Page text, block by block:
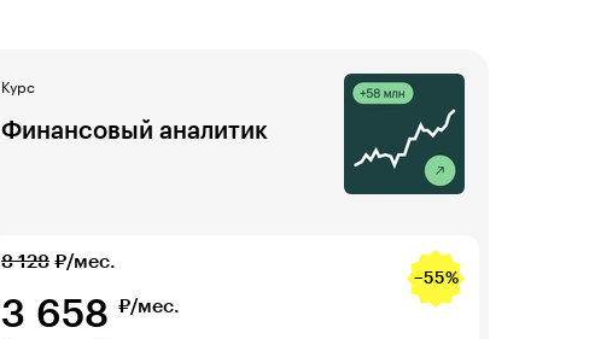
Курс
Финансовый аналитик
8 128 ₽/мес.
−55%
3 658 ₽/мес.